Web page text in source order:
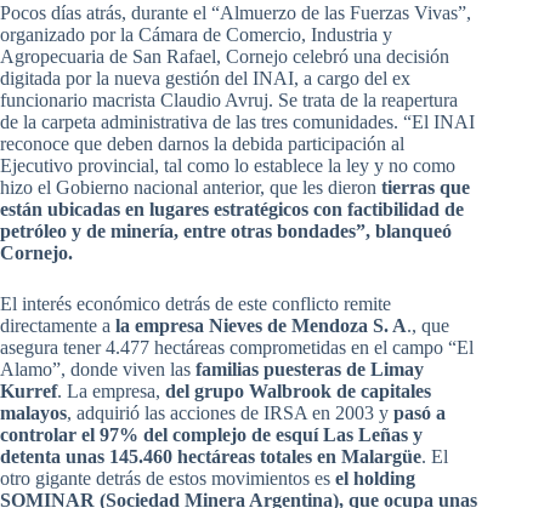
Pocos días atrás, durante el “Almuerzo de las Fuerzas Vivas”,
organizado por la Cámara de Comercio, Industria y
Agropecuaria de San Rafael, Cornejo celebró una decisión
digitada por la nueva gestión del INAI, a cargo del ex
funcionario macrista Claudio Avruj. Se trata de la reapertura
de la carpeta administrativa de las tres comunidades. “El INAI
reconoce que deben darnos la debida participación al
Ejecutivo provincial, tal como lo establece la ley y no como
hizo el Gobierno nacional anterior, que les dieron tierras que
están ubicadas en lugares estratégicos con factibilidad de
petróleo y de minería, entre otras bondades”, blanqueó
Cornejo.
El interés económico detrás de este conflicto remite
directamente a la empresa Nieves de Mendoza S. A., que
asegura tener 4.477 hectáreas comprometidas en el campo “El
Alamo”, donde viven las familias puesteras de Limay
Kurref. La empresa, del grupo Walbrook de capitales
malayos, adquirió las acciones de IRSA en 2003 y pasó a
controlar el 97% del complejo de esquí Las Leñas y
detenta unas 145.460 hectáreas totales en Malargüe. El
otro gigante detrás de estos movimientos es el holding
SOMINAR (Sociedad Minera Argentina), que ocupa unas